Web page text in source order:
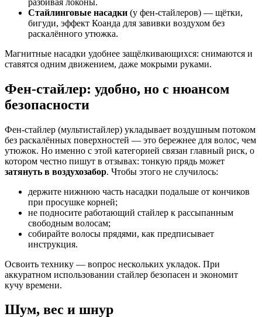
Стайлинговые насадки (у фен-стайлеров) — щётки,
бигуди, эффект Коанда для завивки воздухом без
раскалённого утюжка.
Магнитные насадки удобнее защёлкивающихся: снимаются и
ставятся одним движением, даже мокрыми руками.
Фен-стайлер: удобно, но с нюансом
безопасности
Фен-стайлер (мультистайлер) укладывает воздушным потоком
без раскалённых поверхностей — это бережнее для волос, чем
утюжок. Но именно с этой категорией связан главный риск, о
котором честно пишут в отзывах: тонкую прядь может
затянуть в воздухозабор. Чтобы этого не случилось:
держите нижнюю часть насадки подальше от кончиков
при просушке корней;
не подносите работающий стайлер к рассыпанным
свободным волосам;
собирайте волосы прядями, как предписывает
инструкция.
Освоить технику — вопрос нескольких укладок. При
аккуратном использовании стайлер безопасен и экономит
кучу времени.
Шум, вес и шнур